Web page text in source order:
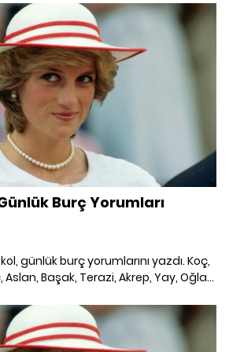
Yorumları; Haftalık burç, yükselen
özellikleri ve günlük astroloji
etmesi gereken konular ve merak
Burç Yorumları
günlük burç yorumlarını yazdı. Koç,
Başak, Terazi, Akrep, Yay, Oğlak,
Haftalık burç, yükselen burç, burç
ve günlük astroloji haberleri burçların
konular ve merak edilenler...